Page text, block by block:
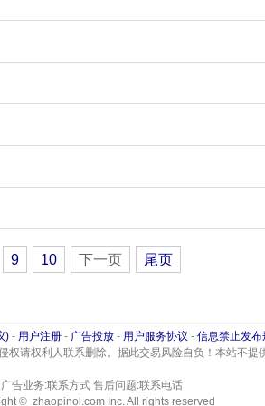
9 10 下一页 尾页
) - 用户注册 - 广告投放 - 用户服务协议 - 信息禁止发布
请权利人联系删除。据此交易风险自负！本站不
广告业务:联系方式 售后问题:联系电话
© zhaopinol.com Inc. All rights reserved